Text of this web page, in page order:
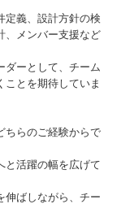
定義、設計方針の検
、メンバー支援など
ダーとして、チーム
ことを期待していま
ちらのご経験からで
と活躍の幅を広げて
伸ばしながら、チー